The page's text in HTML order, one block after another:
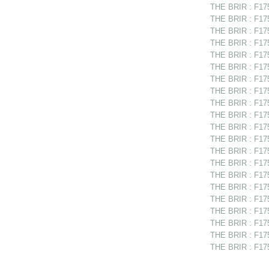
THE BRIR :
THE BRIR :
THE BRIR :
THE BRIR :
THE BRIR :
THE BRIR :
THE BRIR :
THE BRIR :
THE BRIR :
THE BRIR :
THE BRIR :
THE BRIR :
THE BRIR :
THE BRIR :
THE BRIR :
THE BRIR :
THE BRIR :
THE BRIR :
THE BRIR :
THE BRIR :
THE BRIR :